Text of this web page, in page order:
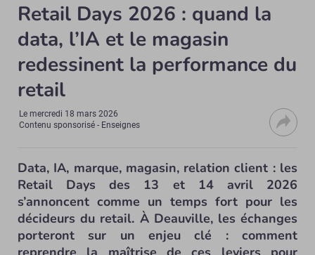
Retail Days 2026 : quand la
data, l’IA et le magasin
redessinent la performance du
retail
Lemercredi 18 mars 2026
Contenu sponsorisé - Enseignes
Data, IA, marque, magasin, relation client : les
Retail Days des 13 et 14 avril 2026
s’annoncent comme un temps fort pour les
décideurs du retail. À Deauville, les échanges
porteront sur un enjeu clé : comment